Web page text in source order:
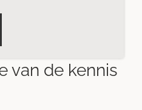
van de kennis